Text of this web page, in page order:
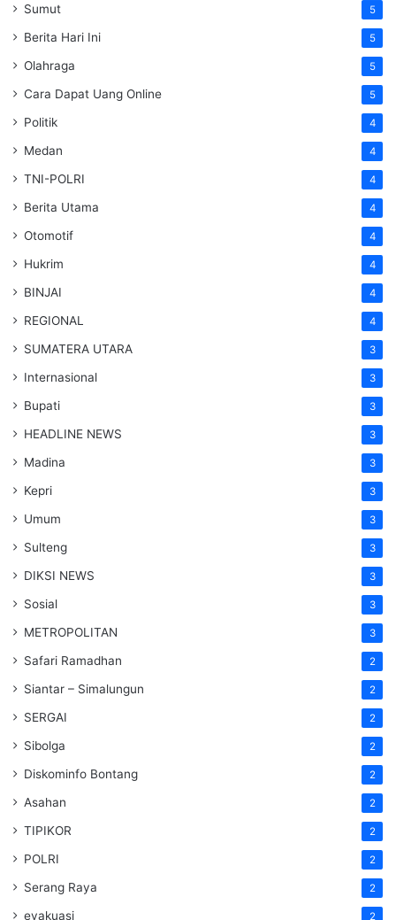
Sumut 5
Berita Hari Ini 5
Olahraga 5
Cara Dapat Uang Online 5
Politik 4
Medan 4
TNI-POLRI 4
Berita Utama 4
Otomotif 4
Hukrim 4
BINJAI 4
REGIONAL 4
SUMATERA UTARA 3
Internasional 3
Bupati 3
HEADLINE NEWS 3
Madina 3
Kepri 3
Umum 3
Sulteng 3
DIKSI NEWS 3
Sosial 3
METROPOLITAN 3
Safari Ramadhan 2
Siantar – Simalungun 2
SERGAI 2
Sibolga 2
Diskominfo Bontang 2
Asahan 2
TIPIKOR 2
POLRI 2
Serang Raya 2
evakuasi 2